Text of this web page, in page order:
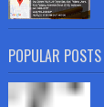
POPULAR POSTS